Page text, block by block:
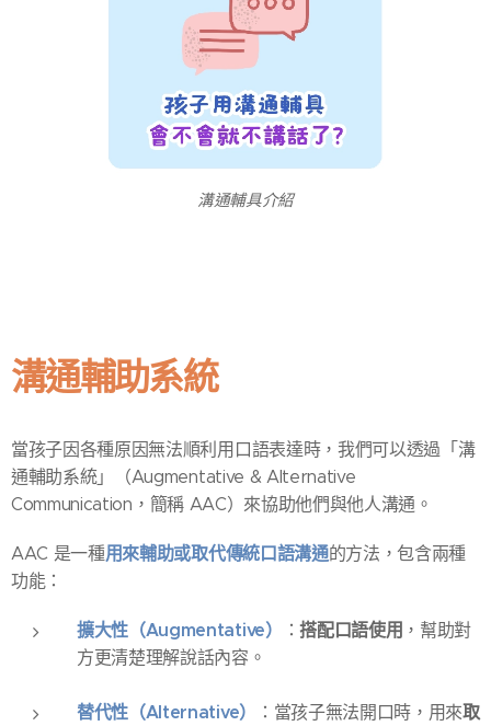
溝通輔具介紹
溝通輔助系統
當孩子因各種原因無法順利用口語表達時，我們可以透過「溝
通輔助系統」（Augmentative & Alternative
Communication，簡稱 AAC）來協助他們與他人溝通。
AAC 是一種用來輔助或取代傳統口語溝通的方法，包含兩種
功能：
擴大性（Augmentative） ：搭配口語使用 ，幫助對
方更清楚理解說話內容。
替代性（Alternative） ：當孩子無法開口時，用來取